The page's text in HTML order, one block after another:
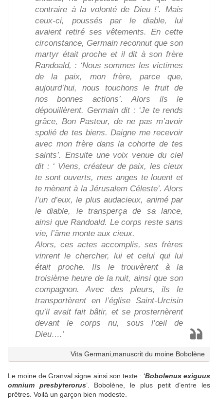
contraire à la volonté de Dieu !’. Mais
ceux-ci, poussés par le diable, lui
avaient retiré ses vêtements. En cette
circonstance, Germain reconnut que son
martyr était proche et il dit à son frère
Randoald, : ‘Nous sommes les victimes
de la paix, mon frère, parce que,
aujourd’hui, nous touchons le fruit de
nos bonnes actions’. Alors ils le
dépouillèrent. Germain dit : ‘Je te rends
grâce, Bon Pasteur, de ne pas m’avoir
spolié de tes biens. Daigne me recevoir
avec mon frère dans la cohorte de tes
saints’. Ensuite une voix venue du ciel
dit : ‘ Viens, créateur de paix, les cieux
te sont ouverts, mes anges te louent et
te mènent à la Jérusalem Céleste’. Alors
l’un d’eux, le plus audacieux, animé par
le diable, le transperça de sa lance,
ainsi que Randoald. Le corps reste sans
vie, l’âme monte aux cieux.
Alors, ces actes accomplis, ses frères
vinrent le chercher, lui et celui qui lui
était proche. Ils le trouvèrent à la
troisième heure de la nuit, ainsi que son
compagnon. Avec des pleurs, ils le
transportèrent en l’église Saint-Urcisin
qu’il avait fait bâtir, et se prosternèrent
devant le corps nu, sous l’œil de
Dieu….’
Vita Germani,manuscrit du moine Bobolène
Le moine de Granval signe ainsi son texte : ‘Bobolenus exiguus
omnium presbyterorus’. Bobolène, le plus petit d’entre les
prêtres. Voilà un garçon bien modeste.